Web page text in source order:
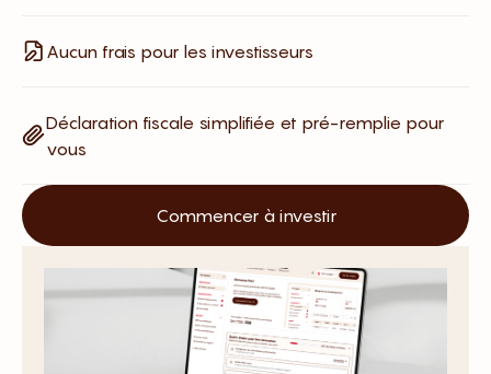
Aucun frais pour les investisseurs
Déclaration fiscale simplifiée et pré-remplie pour
vous
Commencer à investir